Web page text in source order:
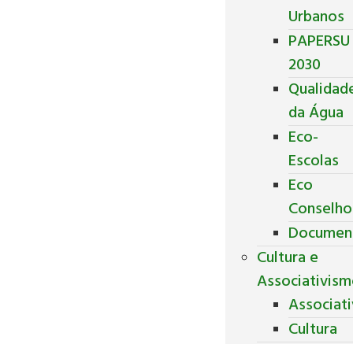
Urbanos
PAPERSU
2030
da Água
Eco-
Escolas
Eco
Cultura e
Cultura